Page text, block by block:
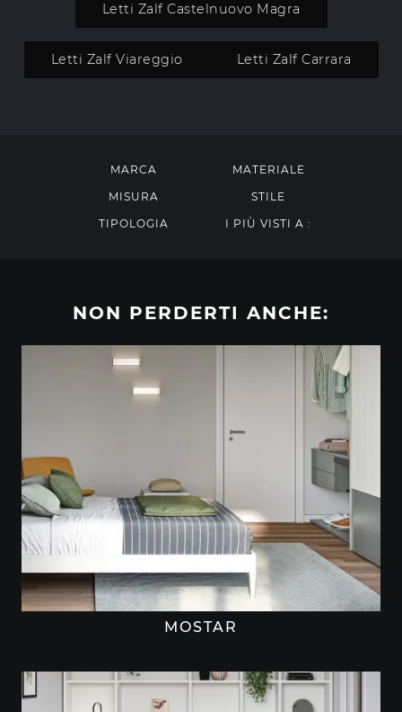
Letti Zalf Castelnuovo Magra
Letti Zalf Viareggio Letti Zalf Carrara
MARCA
MATERIALE
MISURA
STILE
TIPOLOGIA
I PIÙ VISTI A :
NON PERDERTI ANCHE:
MOSTAR